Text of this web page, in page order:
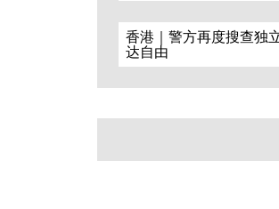
香港｜警方再度搜查独
达自由